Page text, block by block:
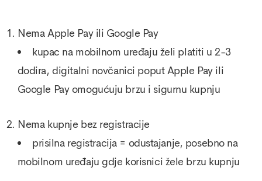
Nema Apple Pay ili Google Pay
kupac na mobilnom uređaju želi platiti u 2-3
dodira, digitalni novčanici poput Apple Pay ili
Google Pay omogućuju brzu i sigurnu kupnju
Nema kupnje bez registracije
prisilna registracija = odustajanje, posebno na
mobilnom uređaju gdje korisnici žele brzu kupnju